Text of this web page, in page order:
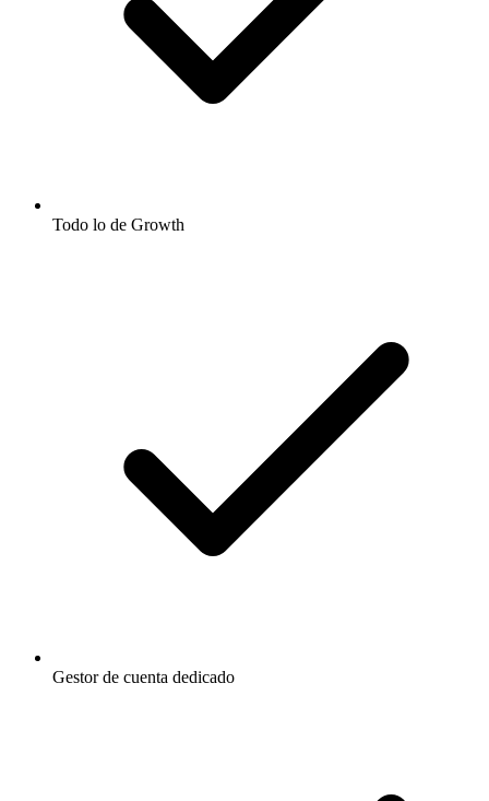
Todo lo de Growth
Gestor de cuenta dedicado